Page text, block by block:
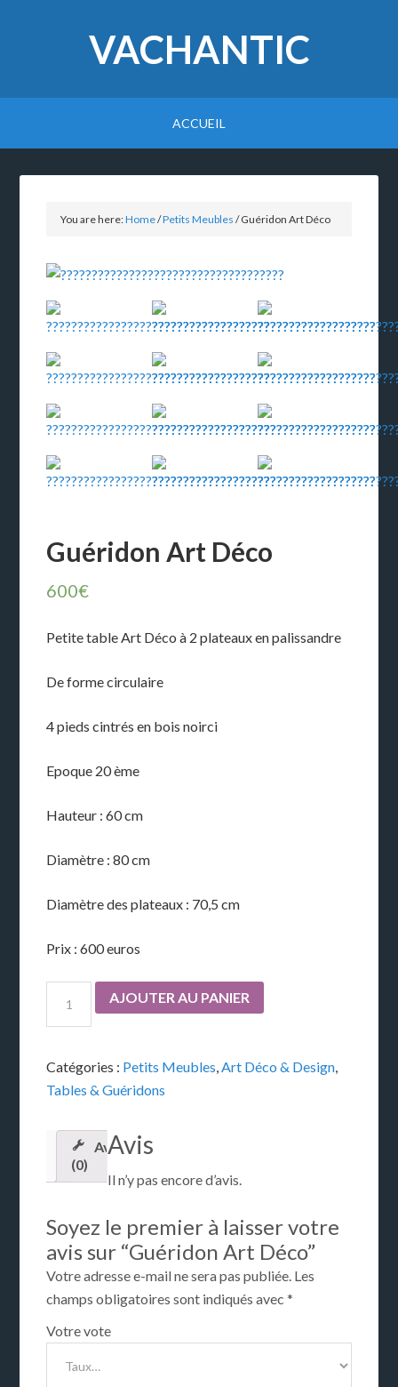
VACHANTIC
ACCUEIL
You are here:Home/Petits Meubles /Guéridon Art Déco
Guéridon Art Déco
600€
Petite table Art Déco à 2 plateaux en palissandre
De forme circulaire
4 pieds cintrés en bois noirci
Epoque 20 ème
Hauteur : 60 cm
Diamètre : 80 cm
Diamètre des plateaux : 70,5 cm
Prix : 600 euros
AJOUTER AU PANIER
Catégories : Petits Meubles,Art Déco & Design,
Tables & Guéridons
Avis
(0)
Avis
Il n’y pas encore d’avis.
Soyez le premier à laisser votre
avis sur “Guéridon Art Déco”
Votre adresse e-mail ne sera pas publiée. Les
champs obligatoires sont indiqués avec*
Votre vote